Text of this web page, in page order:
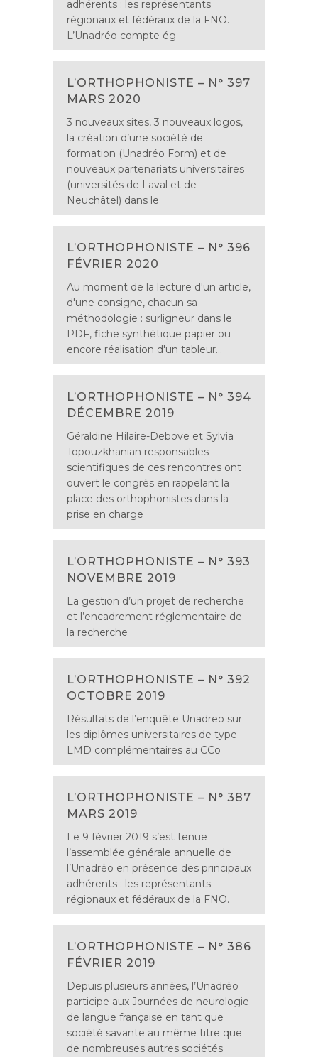
adhérents : les représentants
régionaux et fédéraux de la FNO.
L’Unadréo compte ég
L’ORTHOPHONISTE – N° 397
MARS 2020
3 nouveaux sites, 3 nouveaux logos,
la création d’une société de
formation (Unadréo Form) et de
nouveaux partenariats universitaires
(universités de Laval et de
Neuchâtel) dans le
L’ORTHOPHONISTE – N° 396
FÉVRIER 2020
Au moment de la lecture d'un article,
d'une consigne, chacun sa
méthodologie : surligneur dans le
PDF, fiche synthétique papier ou
encore réalisation d'un tableur...
L’ORTHOPHONISTE – N° 394
DÉCEMBRE 2019
Géraldine Hilaire-Debove et Sylvia
Topouzkhanian responsables
scientifiques de ces rencontres ont
ouvert le congrès en rappelant la
place des orthophonistes dans la
prise en charge
L’ORTHOPHONISTE – N° 393
NOVEMBRE 2019
La gestion d’un projet de recherche
et l’encadrement réglementaire de
la recherche
L’ORTHOPHONISTE – N° 392
OCTOBRE 2019
Résultats de l’enquête Unadreo sur
les diplômes universitaires de type
LMD complémentaires au CCo
L’ORTHOPHONISTE – N° 387
MARS 2019
Le 9 février 2019 s’est tenue
l’assemblée générale annuelle de
l’Unadréo en présence des principaux
adhérents : les représentants
régionaux et fédéraux de la FNO.
L’ORTHOPHONISTE – N° 386
FÉVRIER 2019
Depuis plusieurs années, l’Unadréo
participe aux Journées de neurologie
de langue française en tant que
société savante au même titre que
de nombreuses autres sociétés